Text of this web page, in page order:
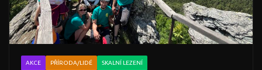
AKCE PŘÍRODA/LIDÉ SKALNÍ LEZENÍ